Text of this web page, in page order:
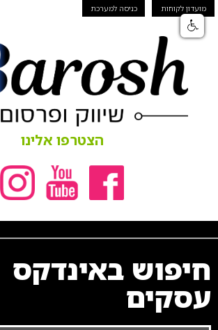
מועדון לקוחות כניסה למערכת
הצטרפו אלינו
חיפוש באינדקס
עסקים